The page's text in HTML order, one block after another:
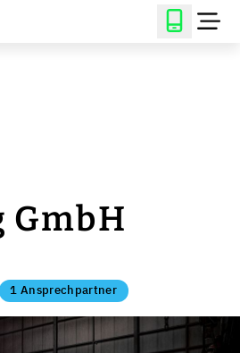
GmbH
1 Ansprechpartner